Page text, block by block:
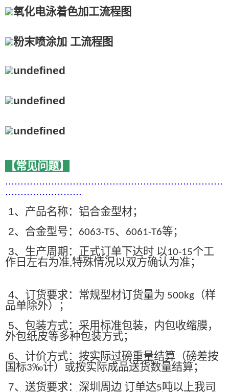
【常见问题】
.......................................................................
.........................
1、产品名称：铝合金型材；
2、合金型号： 6063-T5、 6061-T6等；
3、生产周期：正式订单下达时 以10-15个工
作日左右为准,特殊情况以双方确认为准；
4、订货要求：常规型材订货量为 500kg （样
品单除外）；
5、包装方式：采用标准包装，内包收缩膜，
外包纸皮等多种包装方式；
6、计价方式：按实际过磅重量结算（磅差按
国标3‰计）或按实际成品送货数量结算；
7、送货要求：深圳周边 订单达5吨以上我司